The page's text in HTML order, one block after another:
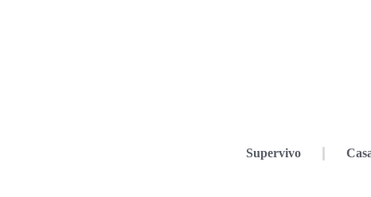
Supervivo